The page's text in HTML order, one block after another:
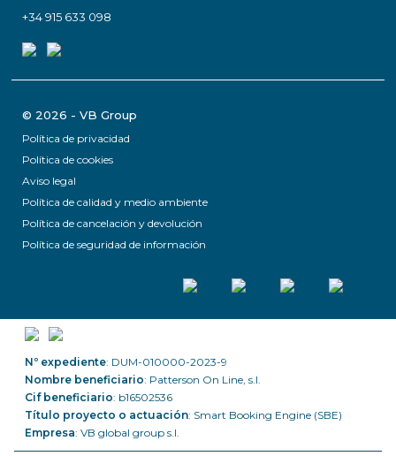
+34 915 633 098
© 2026 - VB Group
Política de privacidad
Política de cookies
Aviso legal
Política de calidad y medio ambiente
Política de cancelación y devolución
Política de seguridad de información
Nº expediente: DUM-010000-2023-9
Nombre beneficiario: Patterson On Line, s.l.
Cif beneficiario: b16502536
Título proyecto o actuación: Smart Booking Engine (SBE)
Empresa: VB global group s.l.